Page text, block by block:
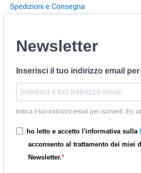
Spedizioni e Consegna
Newsletter
Inserisci il tuo indirizzo email
Indica il tuo indirizzo email per iscriverti. Es.
ho letto e accetto l'informativa sulla
acconsento al trattamento dei miei
Newsletter.